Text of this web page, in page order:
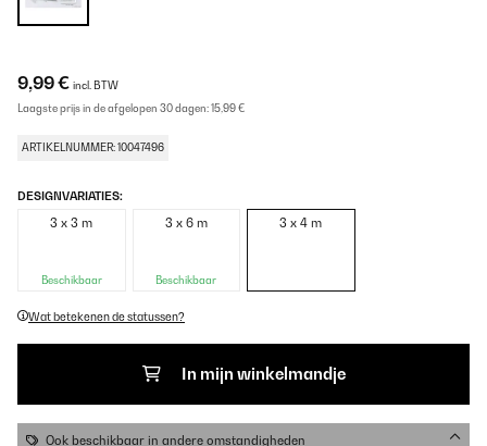
9,99 € incl. BTW
Laagste prijs in de afgelopen 30 dagen:15,99 €
ARTIKELNUMMER: 10047496
DESIGNVARIATIES:
3 x 3 m
Beschikbaar
3 x 6 m
Beschikbaar
3 x 4 m
Wat betekenen de statussen?
In mijn winkelmandje
Ook beschikbaar in andere omstandigheden